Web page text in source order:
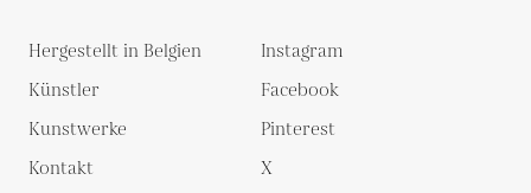
Hergestellt in Belgien
Künstler
Kunstwerke
Kontakt
Instagram
Facebook
Pinterest
X